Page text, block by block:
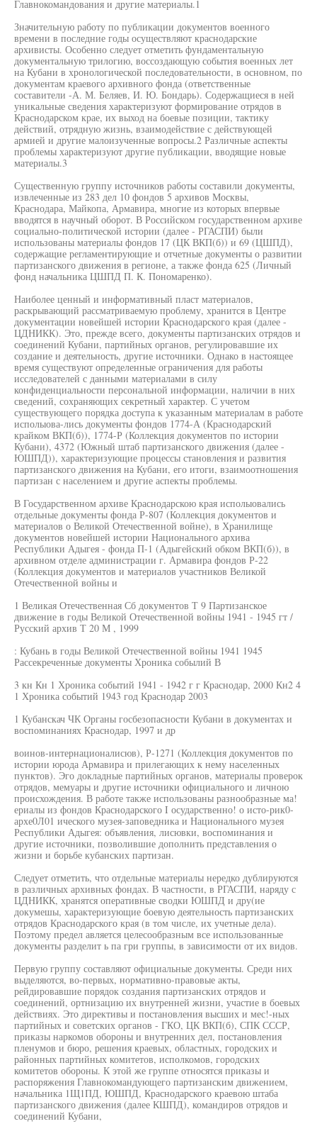
Главнокомандования и другие материалы.1
Значительную работу по публикации документов военного
времени в последние годы осуществляют краснодарские
архивисты. Особенно следует отметить фундаментальную
документальную трилогию, воссоздающую события военных лет
на Кубани в хронологической последовательности, в основном, по
документам краевого архивного фонда (ответственные
составители -А. М. Беляев, И. Ю. Бондарь). Содержащиеся в ней
уникальные сведения характеризуют формирование отрядов в
Краснодарском крае, их выход на боевые позиции, тактику
действий, отрядную жизнь, взаимодействие с действующей
армией и другие малоизученные вопросы.2 Различные аспекты
проблемы характеризуют другие публикации, вводящие новые
материалы.3
Существенную группу источников работы составили документы,
извлеченные из 283 дел 10 фондов 5 архивов Москвы,
Краснодара, Майкопа, Армавира, многие из которых впервые
вводятся в научный оборот. В Российском государственном архиве
социально-политической истории (далее - РГАСПИ) были
использованы материалы фондов 17 (ЦК ВКП(б)) и 69 (ЦШПД),
содержащие регламентирующие и отчетные документы о развитии
партизанского движения в регионе, а также фонда 625 (Личный
фонд начальника ЦШПД П. К. Пономаренко).
Наиболее ценный и информативный пласт материалов,
раскрывающий рассматриваемую проблему, хранится в Центре
документации новейшей истории Краснодарского края (далее -
ЦДНИКК). Это, прежде всего, документы партизанских отрядов и
соединений Кубани, партийных органов, регулировавшие их
создание и деятельность, другие источники. Однако в настоящее
время существуют определенные ограничения для работы
исследователей с данными материалами в силу
конфиденциальности персональной информации, наличии в них
сведений, сохраняющих секретный характер. С учетом
существующего порядка доступа к указанным материалам в работе
исполыова-лись документы фондов 1774-А (Краснодарский
крайком ВКП(б)), 1774-Р (Коллекция документов по истории
Кубани), 4372 (Южный штаб партизанского движения (далее -
ЮШПД)), характеризующие процессы становления и развития
партизанского движения на Кубани, его итоги, взаимоотношения
партизан с населением и другие аспекты проблемы.
В Государственном архиве Краснодарскою края исполыовались
отдельные документы фонда Р-807 (Коллекция документов и
материалов о Великой Отечественной войне), в Хранилище
документов новейшей истории Национального архива
Республики Адыгея - фонда П-1 (Адыгейский обком ВКП(б)), в
архивном отделе администрации г. Армавира фондов Р-22
(Коллекция документов и материалов участников Великой
Отечественной войны и
1 Великая Отечественная Сб документов Т 9 Партизанское
движение в годы Великой Отечественной войны 1941 - 1945 гт /
Русский архив Т 20 М , 1999
: Кубань в годы Великой Отечественной войны 1941 1945
Рассекреченные документы Хроника собылий В
3 кн Кн 1 Хроника событий 1941 - 1942 г г Краснодар, 2000 Кн2 4
1 Хроника событий 1943 год Краснодар 2003
1 Кубанскач ЧК Органы госбезопасности Кубани в документах и
воспоминаниях Краснодар, 1997 и др
воинов-интернационалисюв), Р-1271 (Коллекция документов по
истории юрода Армавира и прилегающих к нему населенных
пунктов). Эго докладные партийных органов, материалы проверок
отрядов, мемуары и другие источники официального и личною
происхождения. В работе также использованы разнообразные ма!
ериалы из фондов Краснодарского I осударственно! о исто-рик0-
архе0Л01 ического музея-заповедника и Национального музея
Республики Адыгея: объявления, лисювки, воспоминания и
другие источники, позволившие дополнить представления о
жизни и борьбе кубанских партизан.
Следует отметить, что отдельные материалы нередко дублируются
в различных архивных фондах. В частности, в РГАСПИ, наряду с
ЦДНИКК, хранятся оперативные сводки ЮШПД и дру(ие
докумешы, характеризующие боевую деятельность партизанских
отрядов Краснодарского края (в том числе, их учетные дела).
Поэтому предел авляется целесообразным все использованные
документы разделит ь па гри группы, в зависимости от их видов.
Первую группу составляют официальные документы. Среди них
выделяются, во-первых, нормативно-правовые акты,
рейдировавшие порядок создания партизанских отрядов и
соединений, ортнизацию их внутренней жизни, участие в боевых
действиях. Это директивы и постановления высших и мес!-ных
партийных и советских органов - ГКО, ЦК ВКП(б), СПК СССР,
приказы наркомов обороны и внутренних дел, постановления
пленумов и бюро, решения краевых, областных, городских и
районных партийных комитетов, исполкомов, городских
комитетов обороны. К этой же группе относятся приказы и
распоряжения Главнокомандующего партизанским движением,
начальника 1Щ1ПД, ЮШПД, Краснодарского краевою штаба
партизанского движения (далее КШПД), командиров отрядов и
соединений Кубани,